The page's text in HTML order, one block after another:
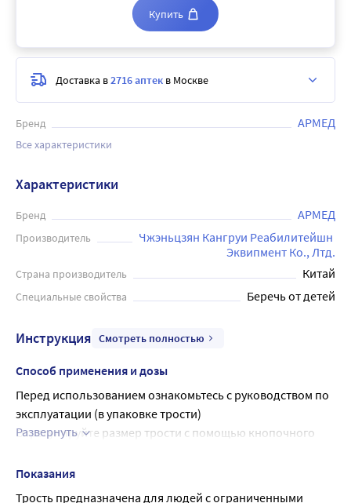
Бренд АРМЕД
Все характеристики
Купить
Доставка в2716 аптек в Москве
Характеристики
Бренд АРМЕД
Производитель
Чжэньцзян Кангруи Реабилитейшн
Эквипмент Ко., Лтд.
Страна производитель Китай
Специальные свойства Беречь от детей
Инструкция Смотреть полностью
Способ применения и дозы
Перед использованием ознакомьтесь с руководством по
эксплуатации (в упаковке трости)
Отрегулируйте размер трости с помощью кнопочного
Проверьте наконечник на предмет повреждений.
Развернуть
Показания
Трость предназначена для людей с ограниченными